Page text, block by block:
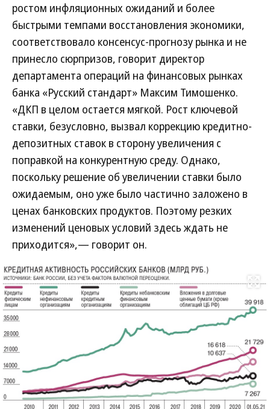
ростом инфляционных ожиданий и более
быстрыми темпами восстановления экономики,
соответствовало консенсус-прогнозу рынка и не
принесло сюрпризов, говорит директор
департамента операций на финансовых рынках
банка «Русский стандарт» Максим Тимошенко.
«ДКП в целом остается мягкой. Рост ключевой
ставки, безусловно, вызвал коррекцию кредитно-
депозитных ставок в сторону увеличения с
поправкой на конкурентную среду. Однако,
поскольку решение об увеличении ставки было
ожидаемым, оно уже было частично заложено в
ценах банковских продуктов. Поэтому резких
изменений ценовых условий здесь ждать не
приходится»,— говорит он.
Развернуть